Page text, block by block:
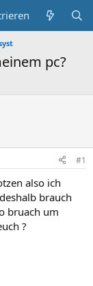
pc?
#1
also ich
brauch
bruach um
?